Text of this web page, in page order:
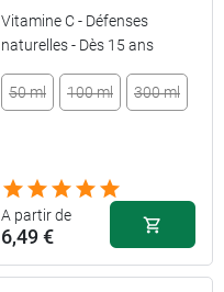
Vitamine C - Défenses
naturelles - Dès 15 ans
50 ml 100 ml 300 ml
A partir de
6,49 €